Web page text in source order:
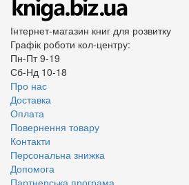
Інтернет-магазин книг для розвитку
Графік роботи кол-центру:
Пн-Пт 9-19
Сб-Нд 10-18
Про нас
Доставка
Оплата
Повернення товару
Контакти
Персональна знижка
Допомога
Партнерська програма